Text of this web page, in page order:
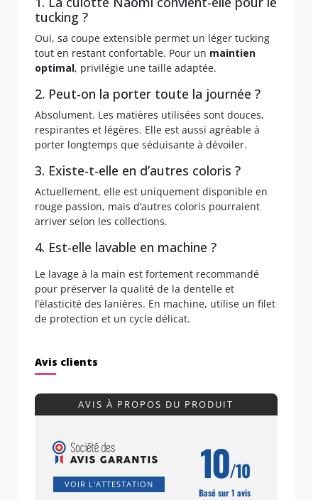
tucking ?
Oui, sa coupe extensible permet un léger tucking
tout en restant confortable. Pour un maintien
optimal, privilégie une taille adaptée.
2. Peut-on la porter toute la journée ?
Absolument. Les matières utilisées sont douces,
respirantes et légères. Elle est aussi agréable à
porter longtemps que séduisante à dévoiler.
3. Existe-t-elle en d’autres coloris ?
Actuellement, elle est uniquement disponible en
rouge passion, mais d’autres coloris pourraient
arriver selon les collections.
4. Est-elle lavable en machine ?
Le lavage à la main est fortement recommandé
pour préserver la qualité de la dentelle et
l’élasticité des lanières. En machine, utilise un filet
de protection et un cycle délicat.
Avis clients
AVIS À PROPOS DU PRODUIT
VOIR L'ATTESTATION 10/10
Basé sur 1 avis